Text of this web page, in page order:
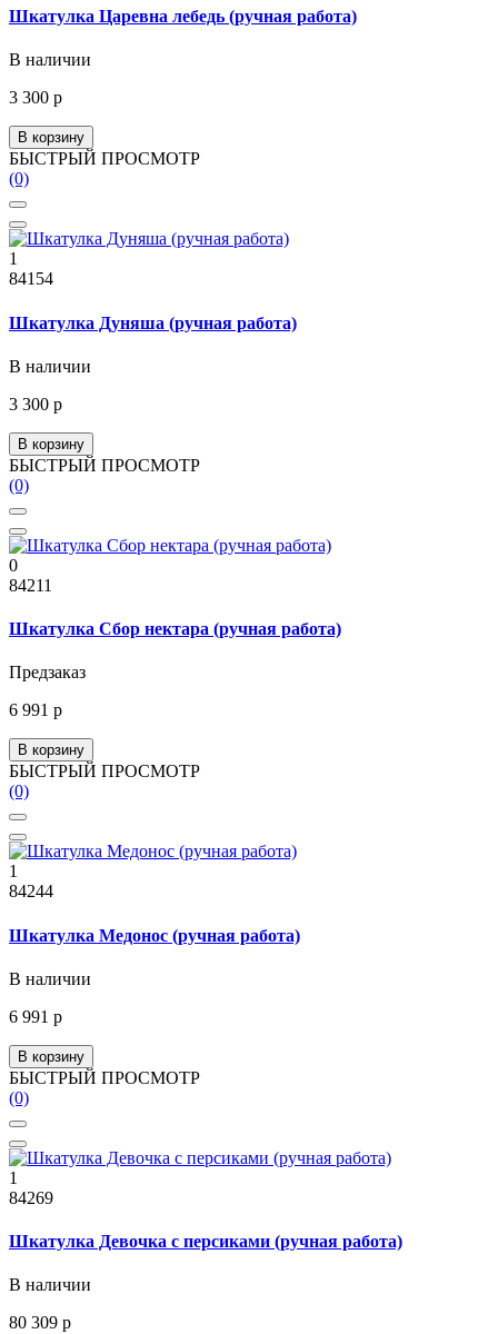
Шкатулка Царевна лебедь (ручная работа)
В наличии
3 300 р
В корзину
БЫСТРЫЙ ПРОСМОТР
(0)
1
84154
Шкатулка Дуняша (ручная работа)
В наличии
3 300 р
В корзину
БЫСТРЫЙ ПРОСМОТР
(0)
0
84211
Шкатулка Сбор нектара (ручная работа)
Предзаказ
6 991 р
В корзину
БЫСТРЫЙ ПРОСМОТР
(0)
1
84244
Шкатулка Медонос (ручная работа)
В наличии
6 991 р
В корзину
БЫСТРЫЙ ПРОСМОТР
(0)
1
84269
Шкатулка Девочка с персиками (ручная работа)
В наличии
80 309 р